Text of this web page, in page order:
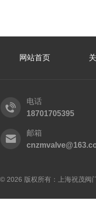
网站首页
电话
18701705395
邮箱
© 2026 版权所有：上海祝茂阀